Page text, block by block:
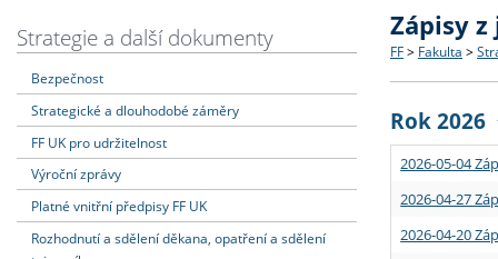
Dozvědět se více
Struktura
Strategie
Podpora
Podat přihlášku
Co
Učitelské
Dozvědět se více
Rigorózní
Dozvědět se více
O vědě a
Granty a
Dozvědět se více
Aktuální
Strategie a další dokumenty
Bezpečnost
Strategické a dlouhodobé záměry
FF UK pro udržitelnost
Výroční zprávy
Platné vnitřní předpisy FF UK
Rozhodnutí a sdělení děkana, opatření a sdělení
Zápisy
FF > Fakulta >
Rok 2026
2026-05-04
2026-04-27
2026-04-20